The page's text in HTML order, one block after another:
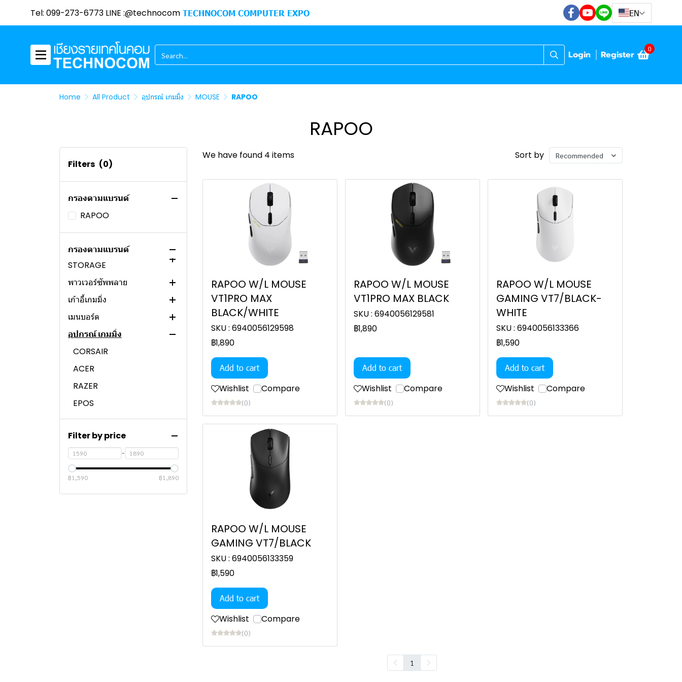
Tel: 099-273-6773 LINE :@technocom TECHNOCOM COMPUTER EXPO EN
Login Register 0
Home All Product อุปกรณ์ เกมมิ่ง MOUSE RAPOO
RAPOO
Filters (0)
กรองตามแบรนด์
RAPOO
กรองตามแบรนด์
LENOVO NOTEBOOK
ACER NOTEBOOK
(INTEL)
ACER NOTEBOOK (AMD)
APPLE MACBOOK
DELL
ASUS
HP
LENOVO
COOLER MASTER
ACER (AMD)
LEMEL PC
LEMEL PC (AMD)
LEMEL PC (INTEL)
LENOVO PC
LENOVO PC (AMD)
LENOVO PC (INTEL)
DELL PC
DELL PC (AMD)
ASUS PC
ASUS PC (AMD)
HP PC
LENOVO (INTEL)
HP (AMD)
HP (INTEL)
ASUS
ASUS (AMD)
ASUS (INTEL)
DELL
DELL (AMD)
DELL (INTEL)
HP
BROTHER
CANON
FUJIFILM
ASROCK
POWER COLOR
XFX
COLORFUL
PALIT
INTEL
INNO3D
GIGABYTE
POWERCOLOR
GALAX
MSI
AMD
INTEL
SERVER
LENOVO
DELL
เคส
ZOTAC
DEEPCOOL
DARKFLASH
XIGMATEK
THERMALTAKE
SAMA
MONTECH
CORSAIR
ANTEC
ASUS
โปรเจ็คเตอร์
VIEWSONIC
PORT HUB
พัดลมเคส
หมึกปริ้นเตอร์และโทนเนอร์
PANTUM
XEROX
EPSON
CANNON
HP
BROTHER
INTEL
QPOS
เครื่องฟอกอากาศ
Xiaomi
ECOLINK
PROJECTOR
AVERVISION
EPSON
MOUSE / KEYBOARD
ACER
Genius
RAPOO
SGEAR
HYPERX
ANITECH
LENOVO
HP
DELL
NUBWO
LOGITECH
OKER
ASUS
TABLET / SMARTPHONE
HUAWEI
ASUS
REDMI
APPLE
Liquid Cooler
NETWORK
CUDY
TENDA
HUAWEI
HIKVISION
ReYee
RUIJIE
MERCUSYS
D-LINK
CISCO
TP-LINK
ARUBA
Engenius
ASUS
SSD / HARDDISK /
STORAGE
T-FORCE
MSI
SPATIUM
APACER
ACER
KINGSTON
VIPER
SYNOLOGY
SEAGATE
ASUS
CORSAIR
KLEVV
พาวเวอร์ซัพพลาย
MONTECH
SILVERSTONE
SUPER FLOWER
CORSAIR
THERMALTAKE
COOLER MASTER
XIGMATEK
ASUS
ANTEC
เก้าอี้เกมมิ่ง
ASUS
THERMALTAKE
COOLER MASTER
NEWTRON เก้าอี้
เมนบอร์ด
ASROCK
ASUS
GIGABYTE
MSI
ฺBIOSTAR
อุปกรณ์ เกมมิ่ง
CORSAIR
ACER
RAZER
EPOS
HYPER X
ASUS
ALIENWARE
MOUSE
Filter by price
-
฿1,590 ฿1,890
We have found 4 items Sort by Recommended
RAPOO W/L MOUSE
VT1PRO MAX
BLACK/WHITE
SKU : 6940056129598
฿1,890
Add to cart
Wishlist Compare
(0)
RAPOO W/L MOUSE
VT1PRO MAX BLACK
SKU : 6940056129581
฿1,890
Add to cart
Wishlist Compare
(0)
RAPOO W/L MOUSE
GAMING VT7/BLACK-
WHITE
SKU : 6940056133366
฿1,590
Add to cart
Wishlist Compare
(0)
RAPOO W/L MOUSE
GAMING VT7/BLACK
SKU : 6940056133359
฿1,590
Add to cart
Wishlist Compare
(0)
1